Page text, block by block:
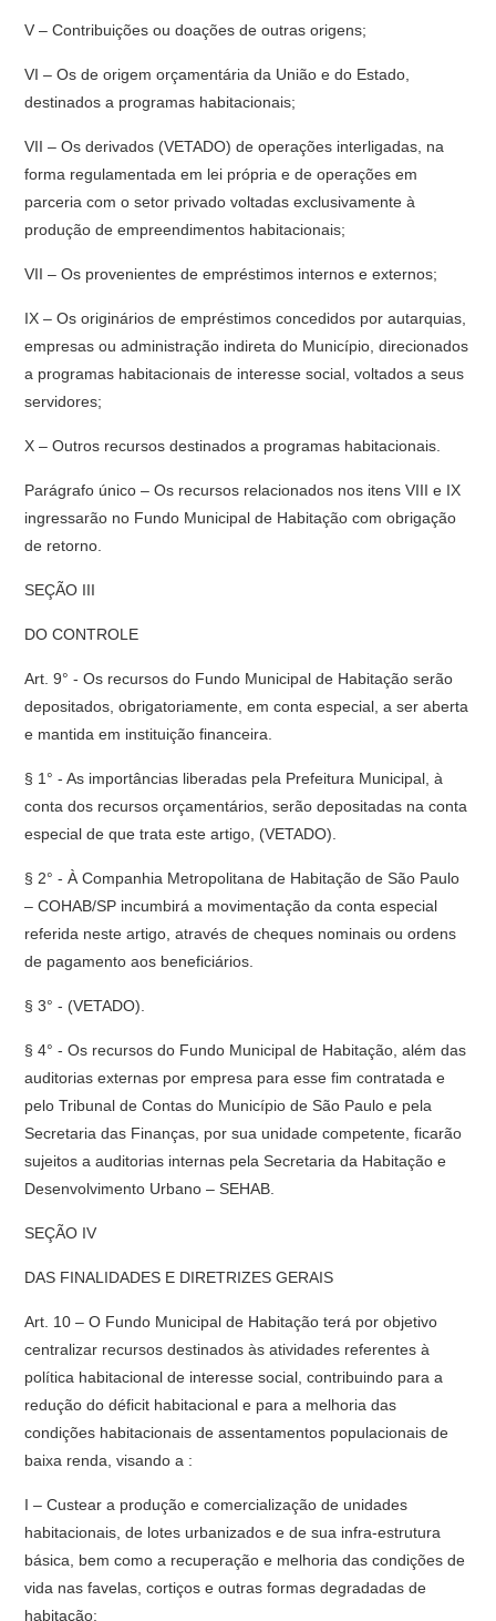
V – Contribuições ou doações de outras origens;
VI – Os de origem orçamentária da União e do Estado,
destinados a programas habitacionais;
VII – Os derivados (VETADO) de operações interligadas, na
forma regulamentada em lei própria e de operações em
parceria com o setor privado voltadas exclusivamente à
produção de empreendimentos habitacionais;
VII – Os provenientes de empréstimos internos e externos;
IX – Os originários de empréstimos concedidos por autarquias,
empresas ou administração indireta do Município, direcionados
a programas habitacionais de interesse social, voltados a seus
servidores;
X – Outros recursos destinados a programas habitacionais.
Parágrafo único – Os recursos relacionados nos itens VIII e IX
ingressarão no Fundo Municipal de Habitação com obrigação
de retorno.
SEÇÃO III
DO CONTROLE
Art. 9° - Os recursos do Fundo Municipal de Habitação serão
depositados, obrigatoriamente, em conta especial, a ser aberta
e mantida em instituição financeira.
§ 1° - As importâncias liberadas pela Prefeitura Municipal, à
conta dos recursos orçamentários, serão depositadas na conta
especial de que trata este artigo, (VETADO).
§ 2° - À Companhia Metropolitana de Habitação de São Paulo
– COHAB/SP incumbirá a movimentação da conta especial
referida neste artigo, através de cheques nominais ou ordens
de pagamento aos beneficiários.
§ 3° - (VETADO).
§ 4° - Os recursos do Fundo Municipal de Habitação, além das
auditorias externas por empresa para esse fim contratada e
pelo Tribunal de Contas do Município de São Paulo e pela
Secretaria das Finanças, por sua unidade competente, ficarão
sujeitos a auditorias internas pela Secretaria da Habitação e
Desenvolvimento Urbano – SEHAB.
SEÇÃO IV
DAS FINALIDADES E DIRETRIZES GERAIS
Art. 10 – O Fundo Municipal de Habitação terá por objetivo
centralizar recursos destinados às atividades referentes à
política habitacional de interesse social, contribuindo para a
redução do déficit habitacional e para a melhoria das
condições habitacionais de assentamentos populacionais de
baixa renda, visando a :
I – Custear a produção e comercialização de unidades
habitacionais, de lotes urbanizados e de sua infra-estrutura
básica, bem como a recuperação e melhoria das condições de
vida nas favelas, cortiços e outras formas degradadas de
habitação;